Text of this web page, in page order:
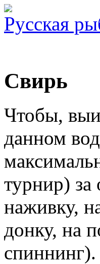
Русская
Свирь
Чтобы,
данном
турнир)
наживку,
донку, на
спиннинг).